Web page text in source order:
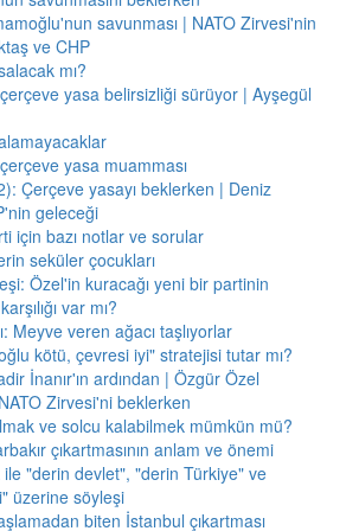
savunması | NATO Zirvesi'nin
ve CHP
mı?
yasa belirsizliği sürüyor | Ayşegül
yasa muamması
Çerçeve yasayı beklerken | Deniz
geleceği
için bazı notlar ve sorular
seküler çocukları
Özel'in kuracağı yeni bir partinin
var mı?
Meyve veren ağacı taşlıyorlar
kötü, çevresi iyi" stratejisi tutar mı?
İnanır'ın ardından | Özgür Özel
Zirvesi'ni beklerken
ve solcu kalabilmek mümkün mü?
çıkartmasının anlam ve önemi
ile "derin devlet", "derin Türkiye" ve
üzerine söyleşi
biten İstanbul çıkartması